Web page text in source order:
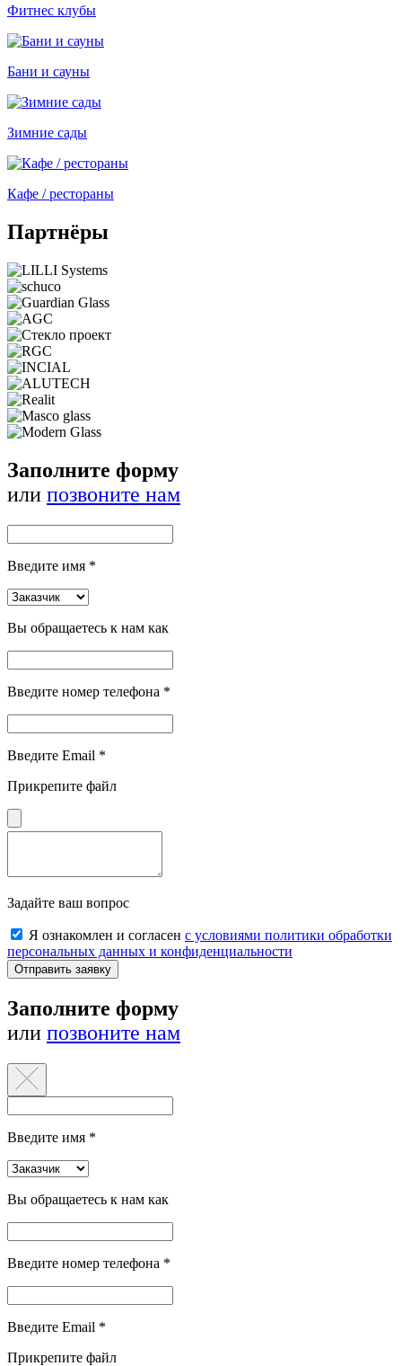
Фитнес клубы
Бани и сауны
Зимние сады
Кафе / рестораны
Партнёры
Заполните форму
или позвоните нам
Введите имя *
Вы обращаетесь к нам как
Введите номер телефона *
Введите Email *
Прикрепите файл
Задайте ваш вопрос
Я ознакомлен и согласен с условиями политики обработки
персональных данных и конфиденциальности
Отправить заявку
Заполните форму
или позвоните нам
Введите имя *
Вы обращаетесь к нам как
Введите номер телефона *
Введите Email *
Прикрепите файл